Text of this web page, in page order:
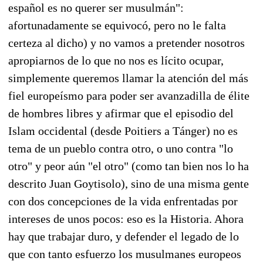
español es no querer ser musulmán":
afortunadamente se equivocó, pero no le falta
certeza al dicho) y no vamos a pretender nosotros
apropiarnos de lo que no nos es lícito ocupar,
simplemente queremos llamar la atención del más
fiel europeísmo para poder ser avanzadilla de élite
de hombres libres y afirmar que el episodio del
Islam occidental (desde Poitiers a Tánger) no es
tema de un pueblo contra otro, o uno contra "lo
otro" y peor aún "el otro" (como tan bien nos lo ha
descrito Juan Goytisolo), sino de una misma gente
con dos concepciones de la vida enfrentadas por
intereses de unos pocos: eso es la Historia. Ahora
hay que trabajar duro, y defender el legado de lo
que con tanto esfuerzo los musulmanes europeos